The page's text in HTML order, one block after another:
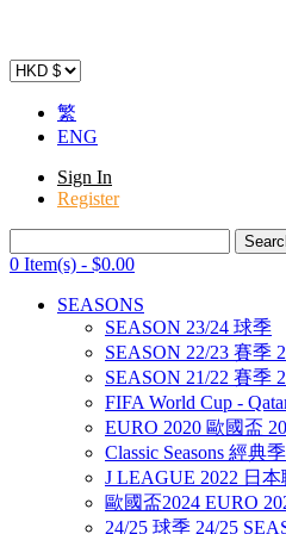
繁
ENG
Sign In
Register
0 Item(s) - $0.00
SEASONS
SEASON 23/24 球季
SEASON 22/23 賽季
SEASON 21/22 賽季
FIFA World Cup -
EURO 2020 歐國盃
Classic Seasons 經典
J LEAGUE 2022 日
歐國盃2024 EURO
24/25 球季 24/25